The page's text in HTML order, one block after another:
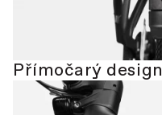
Přímočarý design